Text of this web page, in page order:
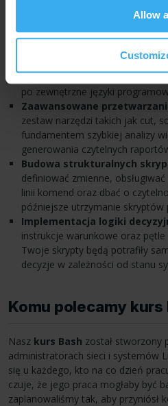
Allow
niezbędne do pisania
nieoczekiwane dane wejściowe.
Automatyzacja obliczeń i
dowiesz się, jak wykonywać
bezpośrednio wewnątrz
po zewnętrzne języki
Zaawansowane
zestaw narzędzi takich jak cut,
fundamentem szybkiej analizy
generowania czytelnych
Budowa strukturalnych
definiować zmienne,
linii komend oraz dbać o
późniejsze utrzymanie skryptów
Implementacja logiki
instrukcje warunkowe oraz
Twoje skrypty będą potrafiły
decyzje w zależności od stanu
Komu polecamy kurs
Nasz kurs Bash został stworzony
administratorach sieci i systemów
się u każdego, kto na co dzień
czuje, że jego praca mogłaby być
zaplanowaliśmy tak, aby przyniósł